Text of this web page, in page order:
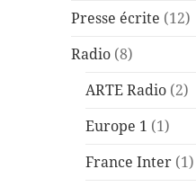
Presse écrite (12)
Radio (8)
ARTE Radio (2)
Europe 1 (1)
France Inter (1)